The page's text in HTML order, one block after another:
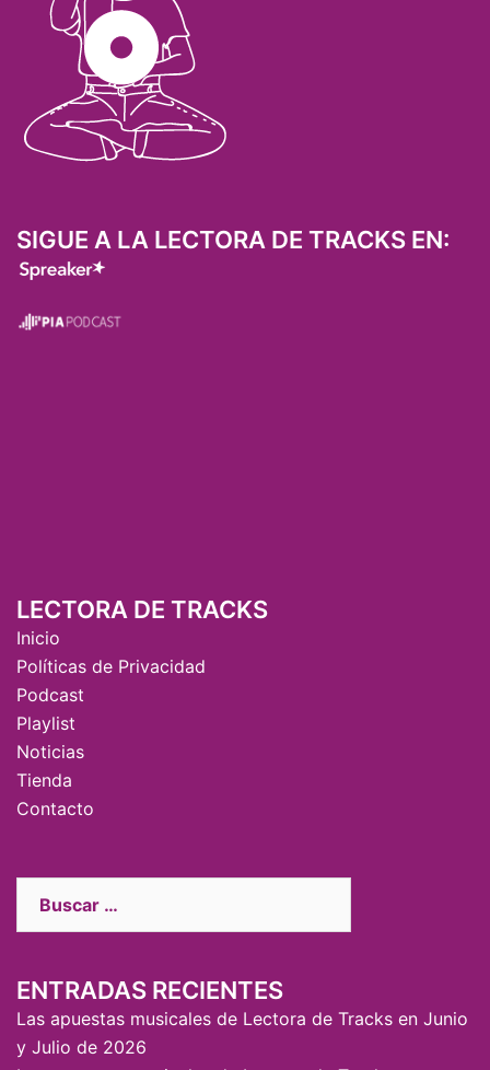
SIGUE A LA LECTORA DE TRACKS EN:
LECTORA DE TRACKS
Inicio
Políticas de Privacidad
Podcast
Playlist
Noticias
Tienda
Contacto
ENTRADAS RECIENTES
Las apuestas musicales de Lectora de Tracks en Junio
y Julio de 2026